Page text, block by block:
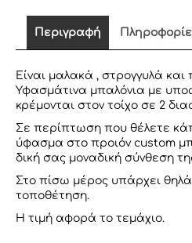
Περιγραφή
Είναι μαλακά , στρογγυλά
Υφασμάτινα μπαλόνια με
κρέμονται στον τοίχο σε 2
Σε περίπτωση που θέλετε
ύφασμα στο προιόν custom
δική σας μοναδική σύνθεση
Στο πίσω μέρος υπάρχει
τοποθέτηση.
H τιμή αφορά το τεμάχιο.